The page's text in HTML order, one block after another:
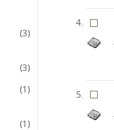
(3)
(3)
(1)
(1)